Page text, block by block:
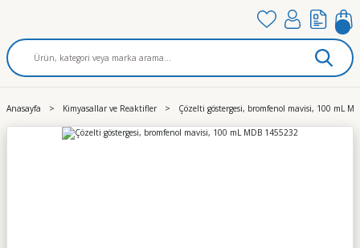
Anasayfa Kimyasallar ve Reaktifler Çözelti göstergesi, bromfenol mavisi, 100 mL